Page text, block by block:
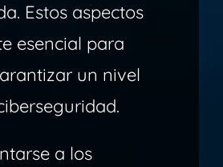
Estos aspectos
esencial para
un nivel
a los